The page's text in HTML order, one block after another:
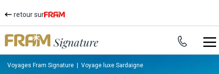
retour sur
Voyages Fram Signature Voyage luxe Sardaigne